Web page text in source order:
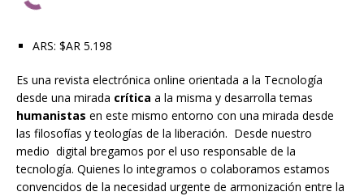
ARS: $AR 5.198
Es una revista electrónica online orientada a la Tecnología
desde una mirada crítica a la misma y desarrolla temas
humanistas en este mismo entorno con una mirada desde
las filosofías y teologías de la liberación. Desde nuestro
medio digital bregamos por el uso responsable de la
tecnología. Quienes lo integramos o colaboramos estamos
convencidos de la necesidad urgente de armonización entre la